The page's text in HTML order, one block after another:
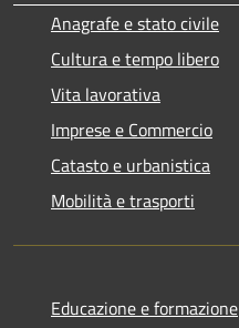
Anagrafe e stato civile
Cultura e tempo libero
Vita lavorativa
Imprese e Commercio
Catasto e urbanistica
Mobilità e trasporti
Educazione e formazione